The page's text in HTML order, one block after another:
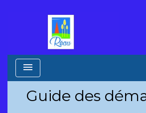
menu
Guide des